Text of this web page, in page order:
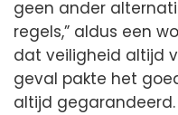
geen ander
regels,” aldus een
dat veiligheid altijd
geval pakte het
altijd gegarandeerd.